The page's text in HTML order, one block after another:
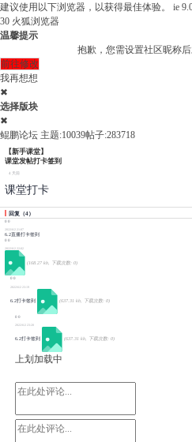
建议使用以下浏览器，以获得最佳体验。 ie
30 火狐浏览器
温馨提示
抱歉，您需设置社区昵称
前往修改
我再想想
✖
选择版块
✖
鲲鹏论坛 主题:10039帖子:283718
【新手课堂】
课堂发帖打卡签到
4 天前
课堂打卡
回复（4）
0 0
2022/6/2 21:07
6.2直播打卡签到
0 0
2022/6/2 22:02
(168.27 kb, 下载次数: 0)
0 0
2022/6/2 23:19
6.2打卡签到 (637.31 kb, 下载次数: 0)
00
2022/6/2 23:20
6.2打卡签到 (637.31 kb, 下载次数: 0)
上划加载中